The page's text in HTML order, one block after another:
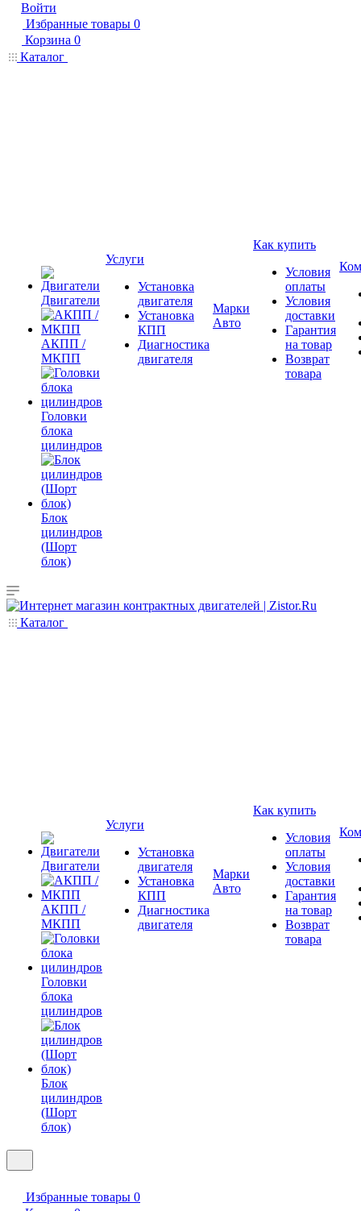
Войти
Избранные товары 0
Корзина 0
Каталог
Двигатели
АКПП /
МКПП
Головки
блока
цилиндров
Блок
цилиндров
(Шорт
блок)
Услуги
Установка
двигателя
Установка
КПП
Диагностика
двигателя
Марки
Авто
Как купить
Условия
оплаты
Условия
доставки
Гарантия
на товар
Возврат
товара
Каталог
Двигатели
АКПП /
МКПП
Головки
блока
цилиндров
Блок
цилиндров
(Шорт
блок)
Услуги
Установка
двигателя
Установка
КПП
Диагностика
двигателя
Марки
Авто
Как купить
Условия
оплаты
Условия
доставки
Гарантия
на товар
Возврат
товара
Избранные товары 0